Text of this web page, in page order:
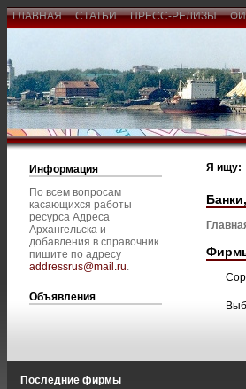
ГЛАВНАЯ СТАТЬИ ПРЕСС-РЕЛИЗЫ
Информация
По всем вопросам
касающихся работы
ресурса Адреса
Архангельска и
добавления в справочник
пишите по адресу
addressrus@mail.ru.
Объявления
Я ищу:
Последние фирмы